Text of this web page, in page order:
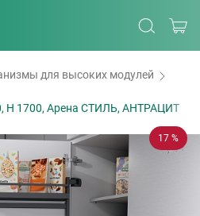
для высоких модулей
H 1700, Арена СТИЛЬ, АНТРАЦИТ
17 %